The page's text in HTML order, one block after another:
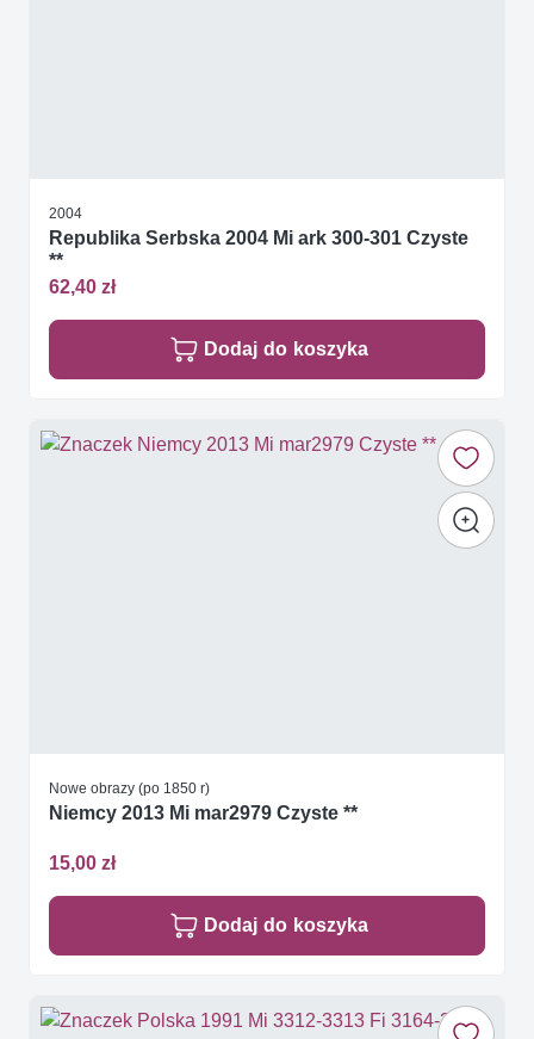
2004
Republika Serbska 2004 Mi ark 300-301 Czyste
**
62,40 zł
Dodaj do koszyka
Nowe obrazy (po 1850 r)
Niemcy 2013 Mi mar2979 Czyste **
15,00 zł
Dodaj do koszyka